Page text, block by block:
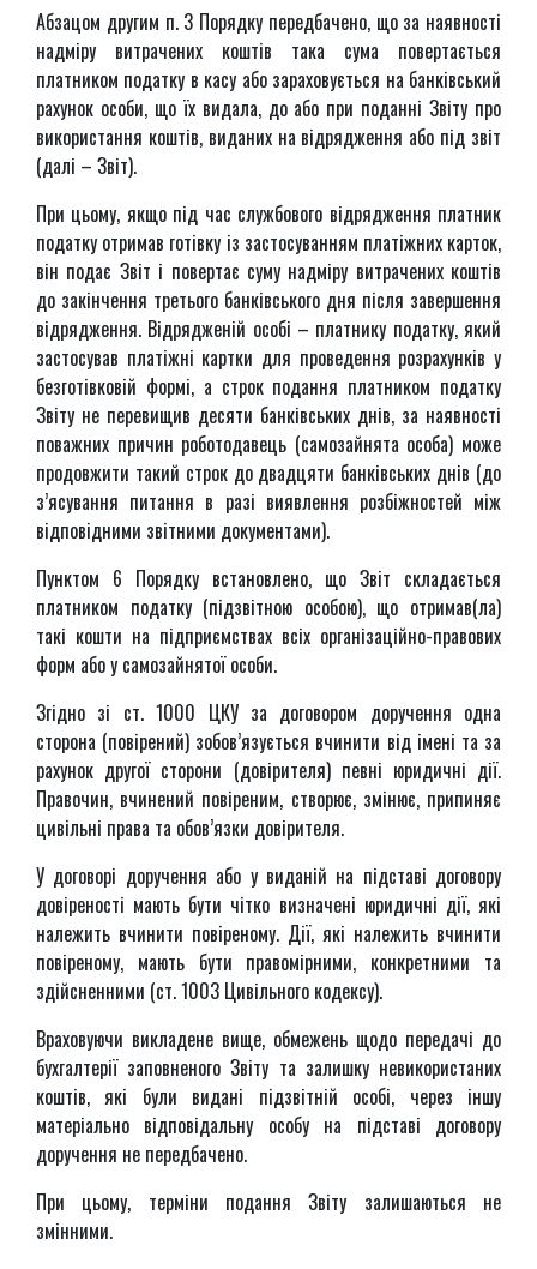
Абзацом другим п. 3 Порядку передбачено, що за наявності
надміру витрачених коштів така сума повертається
платником податку в касу або зараховується на банківський
рахунок особи, що їх видала, до або при поданні Звіту про
використання коштів, виданих на відрядження або під звіт
(далі – Звіт).
При цьому, якщо під час службового відрядження платник
податку отримав готівку із застосуванням платіжних карток,
він подає Звіт і повертає суму надміру витрачених коштів
до закінчення третього банківського дня після завершення
відрядження. Відрядженій особі – платнику податку, який
застосував платіжні картки для проведення розрахунків у
безготівковій формі, а строк подання платником податку
Звіту не перевищив десяти банківських днів, за наявності
поважних причин роботодавець (самозайнята особа) може
продовжити такий строк до двадцяти банківських днів (до
з’ясування питання в разі виявлення розбіжностей між
відповідними звітними документами).
Пунктом 6 Порядку встановлено, що Звіт складається
платником податку (підзвітною особою), що отримав(ла)
такі кошти на підприємствах всіх організаційно-правових
форм або у самозайнятої особи.
Згідно зі ст. 1000 ЦКУ за договором доручення одна
сторона (повірений) зобов’язується вчинити від імені та за
рахунок другої сторони (довірителя) певні юридичні дії.
Правочин, вчинений повіреним, створює, змінює, припиняє
цивільні права та обов’язки довірителя.
У договорі доручення або у виданій на підставі договору
довіреності мають бути чітко визначені юридичні дії, які
належить вчинити повіреному. Дії, які належить вчинити
повіреному, мають бути правомірними, конкретними та
здійсненними (ст. 1003 Цивільного кодексу).
Враховуючи викладене вище, обмежень щодо передачі до
бухгалтерії заповненого Звіту та залишку невикористаних
коштів, які були видані підзвітній особі, через іншу
матеріально відповідальну особу на підставі договору
доручення не передбачено.
При цьому, терміни подання Звіту залишаються не
змінними.